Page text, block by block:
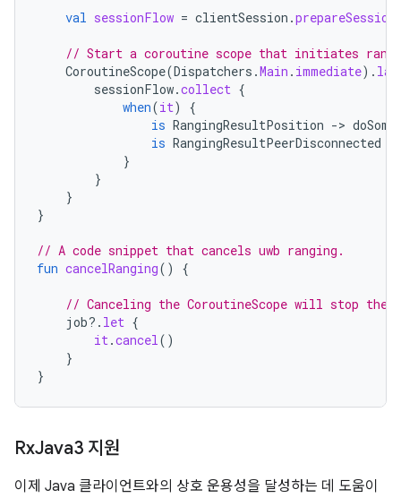
val sessionFlow = clientSession .prepareSession
// Start a coroutine scope that initiates
CoroutineScope(Dispatchers .Main . immediate).
sessionFlow.collect {
when(it)
{
is RangingResultPosition ->
is RangingResultPeerDisconnected
}
}
}
}
// A code snippet that cancels uwb ranging.
fun cancelRanging() {
// Canceling the CoroutineScope will stop the
job?. let {
it.cancel()
}
}
RxJava3 지원
이제 Java 클라이언트와의 상호 운용성을 달성하는 데 도움이